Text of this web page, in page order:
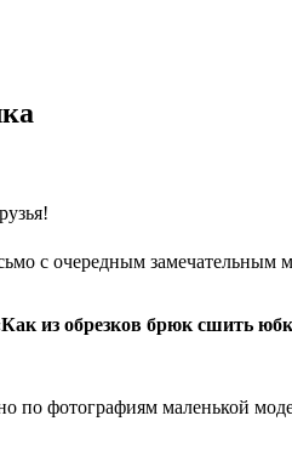
с очередным замечательным
из обрезков брюк сшить
по фотографиям маленькой